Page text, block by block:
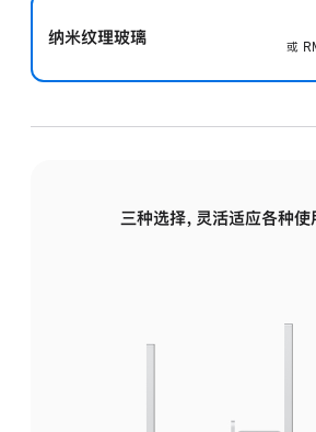
纳米纹理玻璃
或
三种选择，灵活适应各种使